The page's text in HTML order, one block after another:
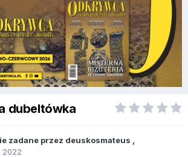
dubeltówka
zadane przez deuskosmateus
2022